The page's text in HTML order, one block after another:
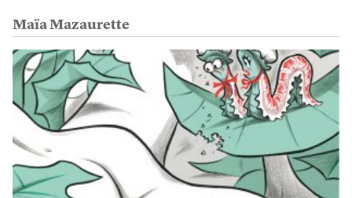
Maïa Mazaurette